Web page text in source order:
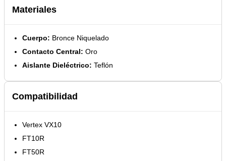
Materiales
Cuerpo: Bronce Niquelado
Contacto Central: Oro
Aislante Dieléctrico: Teflón
Compatibilidad
Vertex VX10
FT10R
FT50R